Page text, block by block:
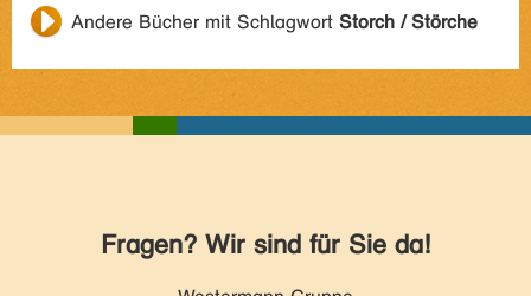
Andere Bücher mit Schlagwort Storch / Störche